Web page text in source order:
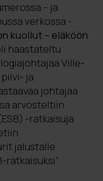
– ja
verkossa -
kuollut – eläköön
haastateltu
Ville-
ja
johtajaa
arvosteltiin
-ratkaisuja
jalustalle
ratkaisuksi”.